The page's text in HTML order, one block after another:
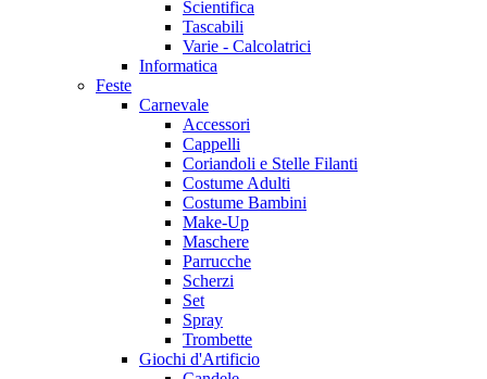
Scientifica
Tascabili
Varie - Calcolatrici
Informatica
Feste
Carnevale
Accessori
Cappelli
Coriandoli e Stelle Filanti
Costume Adulti
Costume Bambini
Make-Up
Maschere
Parrucche
Scherzi
Set
Spray
Trombette
Giochi d'Artificio